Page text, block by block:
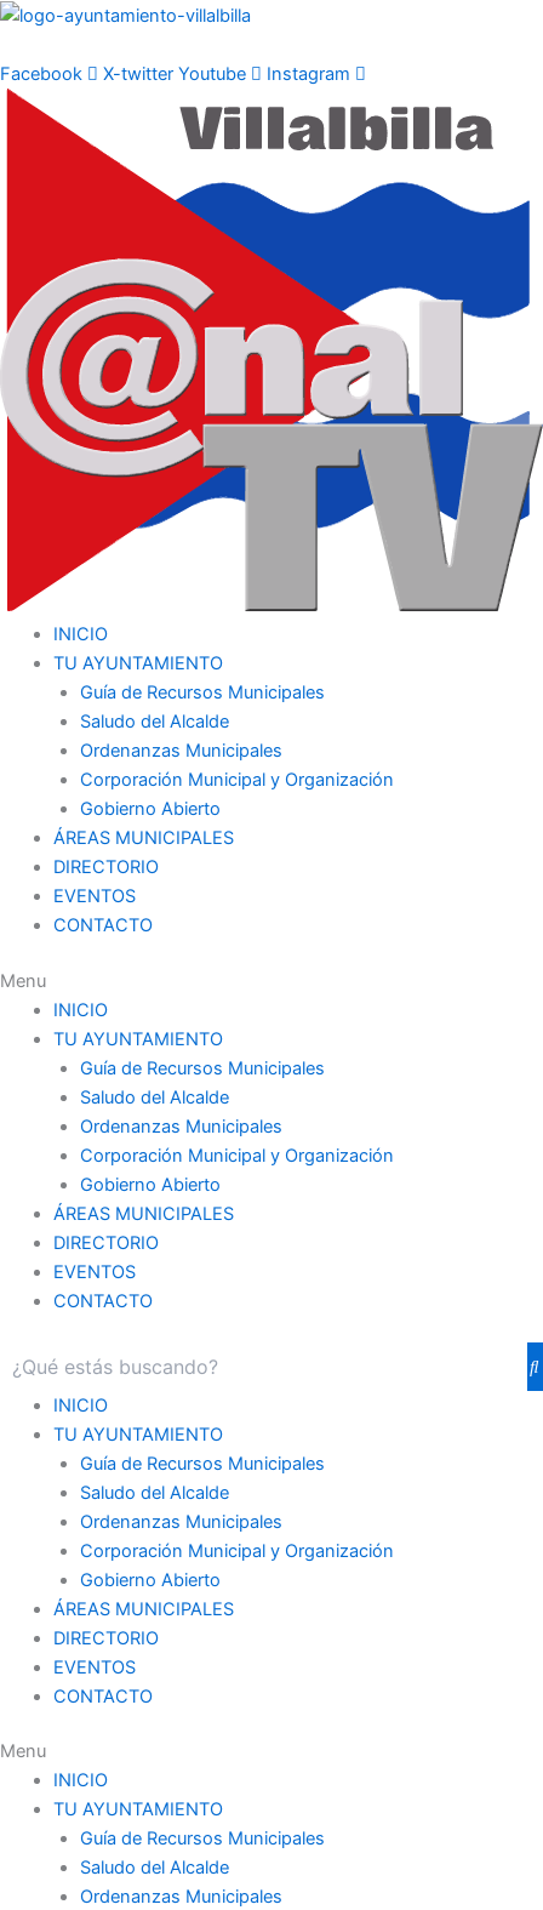
Ir
contenido
Facebook X-twitter Youtube Instagram
INICIO
TU AYUNTAMIENTO
Guía de Recursos Municipales
Saludo del Alcalde
Ordenanzas Municipales
Corporación Municipal y Organización
Gobierno Abierto
ÁREAS MUNICIPALES
DIRECTORIO
EVENTOS
CONTACTO
Menu
INICIO
TU AYUNTAMIENTO
Guía de Recursos Municipales
Saludo del Alcalde
Ordenanzas Municipales
Corporación Municipal y Organización
Gobierno Abierto
ÁREAS MUNICIPALES
DIRECTORIO
EVENTOS
CONTACTO
INICIO
TU AYUNTAMIENTO
Guía de Recursos Municipales
Saludo del Alcalde
Ordenanzas Municipales
Corporación Municipal y Organización
Gobierno Abierto
ÁREAS MUNICIPALES
DIRECTORIO
EVENTOS
CONTACTO
Menu
INICIO
TU AYUNTAMIENTO
Guía de Recursos Municipales
Saludo del Alcalde
Ordenanzas Municipales